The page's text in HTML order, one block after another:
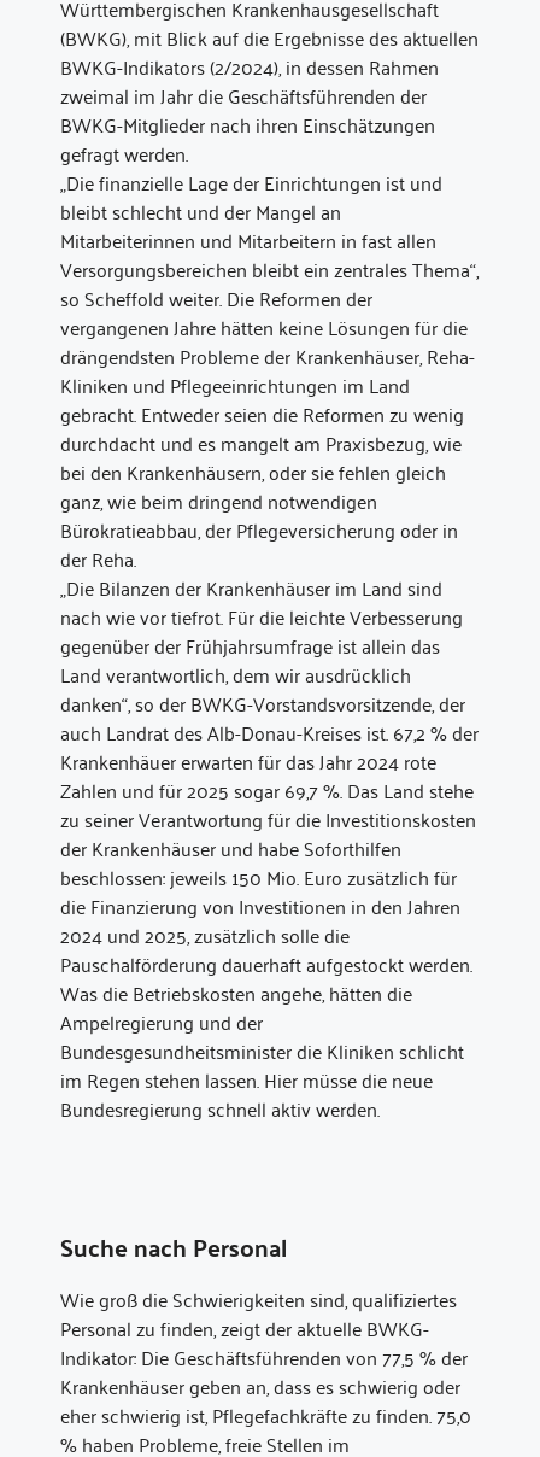
Württembergischen Krankenhausgesellschaft
(BWKG), mit Blick auf die Ergebnisse des aktuellen
BWKG-Indikators (2/2024), in dessen Rahmen
zweimal im Jahr die Geschäftsführenden der
BWKG-Mitglieder nach ihren Einschätzungen
gefragt werden.
„Die finanzielle Lage der Einrichtungen ist und
bleibt schlecht und der Mangel an
Mitarbeiterinnen und Mitarbeitern in fast allen
Versorgungsbereichen bleibt ein zentrales Thema“,
so Scheffold weiter. Die Reformen der
vergangenen Jahre hätten keine Lösungen für die
drängendsten Probleme der Krankenhäuser, Reha-
Kliniken und Pflegeeinrichtungen im Land
gebracht. Entweder seien die Reformen zu wenig
durchdacht und es mangelt am Praxisbezug, wie
bei den Krankenhäusern, oder sie fehlen gleich
ganz, wie beim dringend notwendigen
Bürokratieabbau, der Pflegeversicherung oder in
der Reha.
„Die Bilanzen der Krankenhäuser im Land sind
nach wie vor tiefrot. Für die leichte Verbesserung
gegenüber der Frühjahrsumfrage ist allein das
Land verantwortlich, dem wir ausdrücklich
danken“, so der BWKG-Vorstandsvorsitzende, der
auch Landrat des Alb-Donau-Kreises ist. 67,2 % der
Krankenhäuer erwarten für das Jahr 2024 rote
Zahlen und für 2025 sogar 69,7 %. Das Land stehe
zu seiner Verantwortung für die Investitionskosten
der Krankenhäuser und habe Soforthilfen
beschlossen: jeweils 150 Mio. Euro zusätzlich für
die Finanzierung von Investitionen in den Jahren
2024 und 2025, zusätzlich solle die
Pauschalförderung dauerhaft aufgestockt werden.
Was die Betriebskosten angehe, hätten die
Ampelregierung und der
Bundesgesundheitsminister die Kliniken schlicht
im Regen stehen lassen. Hier müsse die neue
Bundesregierung schnell aktiv werden.
Suche nach Personal
Wie groß die Schwierigkeiten sind, qualifiziertes
Personal zu finden, zeigt der aktuelle BWKG-
Indikator: Die Geschäftsführenden von 77,5 % der
Krankenhäuser geben an, dass es schwierig oder
eher schwierig ist, Pflegefachkräfte zu finden. 75,0
% haben Probleme, freie Stellen im